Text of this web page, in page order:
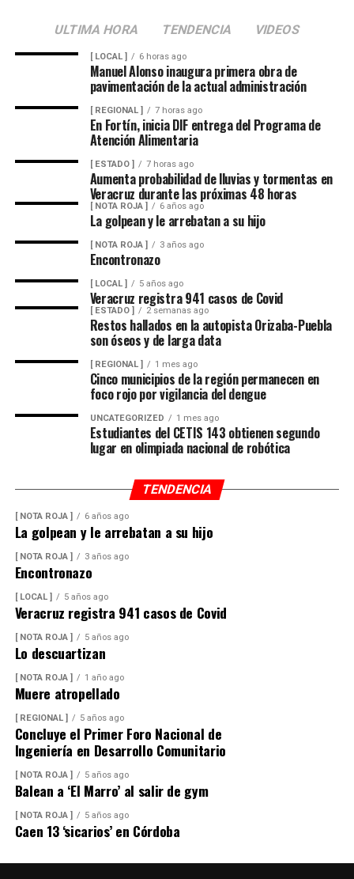
Minutos después, el autobús fue encontrado
abandonado en el cruce de la calle 26 y la avenida 9, en
la colonia San José, donde quedó bajo resguardo de las
autoridades como parte de las investigaciones.
Elementos de la Policía Municipal y Estatal acordonaron
el área del accidente para preservar los indicios, en
tanto personal de Tránsito Municipal realizó las
primeras diligencias para establecer la mecánica del
hecho.
Peritos de la Fiscalía General del Estado y agentes de la
Policía Ministerial llevaron a cabo el procesamiento de
la escena y ordenaron el levantamiento del cuerpo, que
donde permanece en espera de su identificación oficial.
La unidad involucrada fue asegurada y puesta a
disposición de la autoridad ministerial, que integró la
al conductor y determinar su responsabilidad en el
Las maniobras periciales obligaron al cierre parcial de la
circulación en ese sector del centro de la ciudad durante
varios minutos, generando afectaciones al tránsito
vehicular.
ULTIMA HORA TENDENCIA VIDEOS
[ LOCAL ] 6 horas ago
Manuel Alonso inaugura primera obra de
pavimentación de la actual administración
[ REGIONAL ] 7 horas ago
En Fortín, inicia DIF entrega del Programa de
Atención Alimentaria
[ ESTADO ] 7 horas ago
Aumenta probabilidad de lluvias y tormentas en
Veracruz durante las próximas 48 horas
[ NOTA ROJA ] 6 años ago
La golpean y le arrebatan a su hijo
[ NOTA ROJA ] 3 años ago
Encontronazo
[ LOCAL ] 5 años ago
Veracruz registra 941 casos de Covid
[ ESTADO ] 2 semanas ago
Restos hallados en la autopista Orizaba-Puebla
son óseos y de larga data
[ REGIONAL ] 1 mes ago
Cinco municipios de la región permanecen en
foco rojo por vigilancia del dengue
UNCATEGORIZED 1 mes ago
Estudiantes del CETIS 143 obtienen segundo
lugar en olimpiada nacional de robótica
TENDENCIA
[ NOTA ROJA ] 6 años ago
La golpean y le arrebatan a su hijo
[ NOTA ROJA ] 3 años ago
Encontronazo
[ LOCAL ] 5 años ago
Veracruz registra 941 casos de Covid
[ NOTA ROJA ] 5 años ago
Lo descuartizan
[ NOTA ROJA ] 1 año ago
Muere atropellado
[ REGIONAL ] 5 años ago
Concluye el Primer Foro Nacional de
Ingeniería en Desarrollo Comunitario
[ NOTA ROJA ] 5 años ago
Balean a ‘El Marro’ al salir de gym
[ NOTA ROJA ] 5 años ago
Caen 13 ‘sicarios’ en Córdoba